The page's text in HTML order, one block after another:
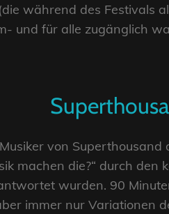
während des Festivals
und für alle zugänglich
von
machen die?“ durch
wurden. 90
immer nur Variationen